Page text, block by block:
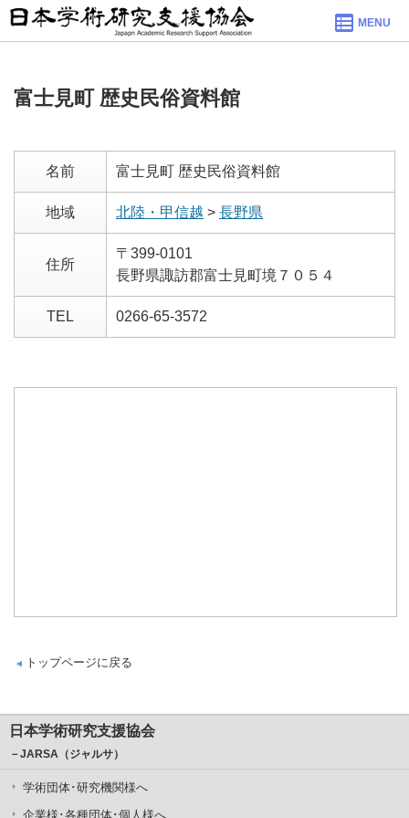
MENU
富士見町 歴史民俗資料館
名前 富士見町 歴史民俗資料館
地域 北陸・甲信越 > 長野県
住所
〒399-0101
長野県諏訪郡富士見町境７０５４
TEL 0266-65-3572
トップページに戻る
日本学術研究支援協会
－JARSA（ジャルサ）
学術団体･研究機関様へ
企業様･各種団体･個人様へ